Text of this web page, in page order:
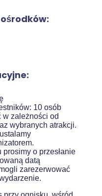
10 osób
w zależności od
wybranych atrakcji.
o przesłanie
datą
zarezerwować